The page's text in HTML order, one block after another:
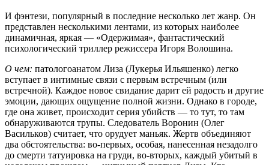
И фэнтези, популярный в последние несколько лет жанр. Он
представлен несколькими лентами, из которых наиболее
динамичная, яркая — «Одержимая», фантастический
психологический триллер режиссера Игоря Волошина.
О чем: патологоанатом Лиза (Лукерья Ильяшенко) легко
вступает в интимные связи с первым встречным (или
встречной). Каждое новое свидание дарит ей радость и другие
эмоции, дающих ощущение полной жизни. Однако в городе,
где она живет, происходит серия убийств — то тут, то там
обнаруживаются трупы. Следователь Воронин (Олег
Васильков) считает, что орудует маньяк. Жертв объединяют
два обстоятельства: во-первых, особая, нанесенная незадолго
до смерти татуировка на груди, во-вторых, каждый убитый в